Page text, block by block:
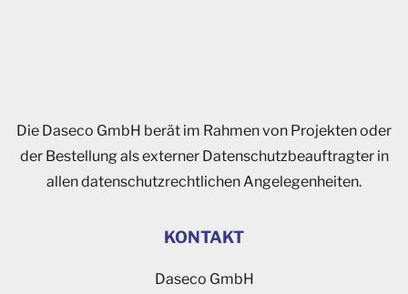
Die Daseco GmbH berät im Rahmen von Projekten oder
der Bestellung als externer Datenschutzbeauftragter in
allen datenschutzrechtlichen Angelegenheiten.
KONTAKT
Daseco GmbH